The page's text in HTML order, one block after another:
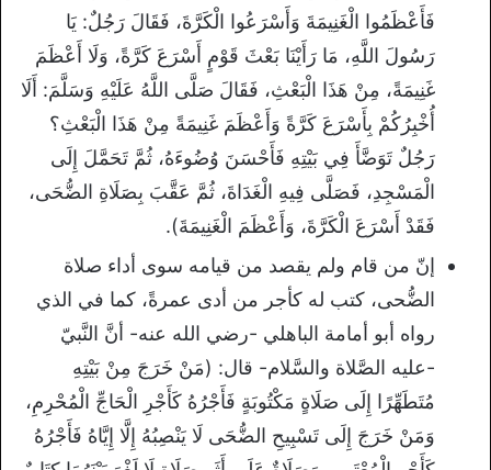
فَأَعْظَمُوا الْغَنِيمَةَ وَأَسْرَعُوا الْكَرَّةَ، فَقَالَ رَجُلٌ: يَا
رَسُولَ اللَّهِ، مَا رَأَيْنَا بَعْثَ قَوْمٍ أَسْرَعَ كَرَّةً، وَلَا أَعْظَمَ
غَنِيمَةً، مِنْ هَذَا الْبَعْثِ، فَقَالَ صَلَّى اللَّهُ عَلَيْهِ وَسَلَّمَ: أَلَا
أُخْبِرُكُمْ بِأَسْرَعَ كَرَّةً وَأَعْظَمَ غَنِيمَةً مِنْ هَذَا الْبَعْثِ؟
رَجُلٌ تَوَضَّأَ فِي بَيْتِهِ فَأَحْسَنَ وُضُوءَهُ، ثُمَّ تَحَمَّلَ إِلَى
الْمَسْجِدِ، فَصَلَّى فِيهِ الْغَدَاةَ، ثُمَّ عَقَّبَ بِصَلَاةِ الضُّحَى،
فَقَدْ أَسْرَعَ الْكَرَّةَ، وَأَعْظَمَ الْغَنِيمَةَ).
إنّ من قام ولم يقصد من قيامه سوى أداء صلاة
الضُّحى، كتب له كأجر من أدى عمرةً، كما في الذي
رواه أبو أمامة الباهلي -رضي الله عنه- أنَّ النَّبيّ
-عليه الصَّلاة والسَّلام- قال: (مَنْ خَرَجَ مِنْ بَيْتِهِ
مُتَطَهِّرًا إِلَى صَلَاةٍ مَكْتُوبَةٍ فَأَجْرُهُ كَأَجْرِ الْحَاجِّ الْمُحْرِمِ،
وَمَنْ خَرَجَ إِلَى تَسْبِيحِ الضُّحَى لَا يَنْصِبُهُ إِلَّا إِيَّاهُ فَأَجْرُهُ